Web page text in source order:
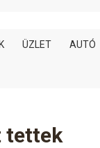
ÜZLET AUTÓ
tettek